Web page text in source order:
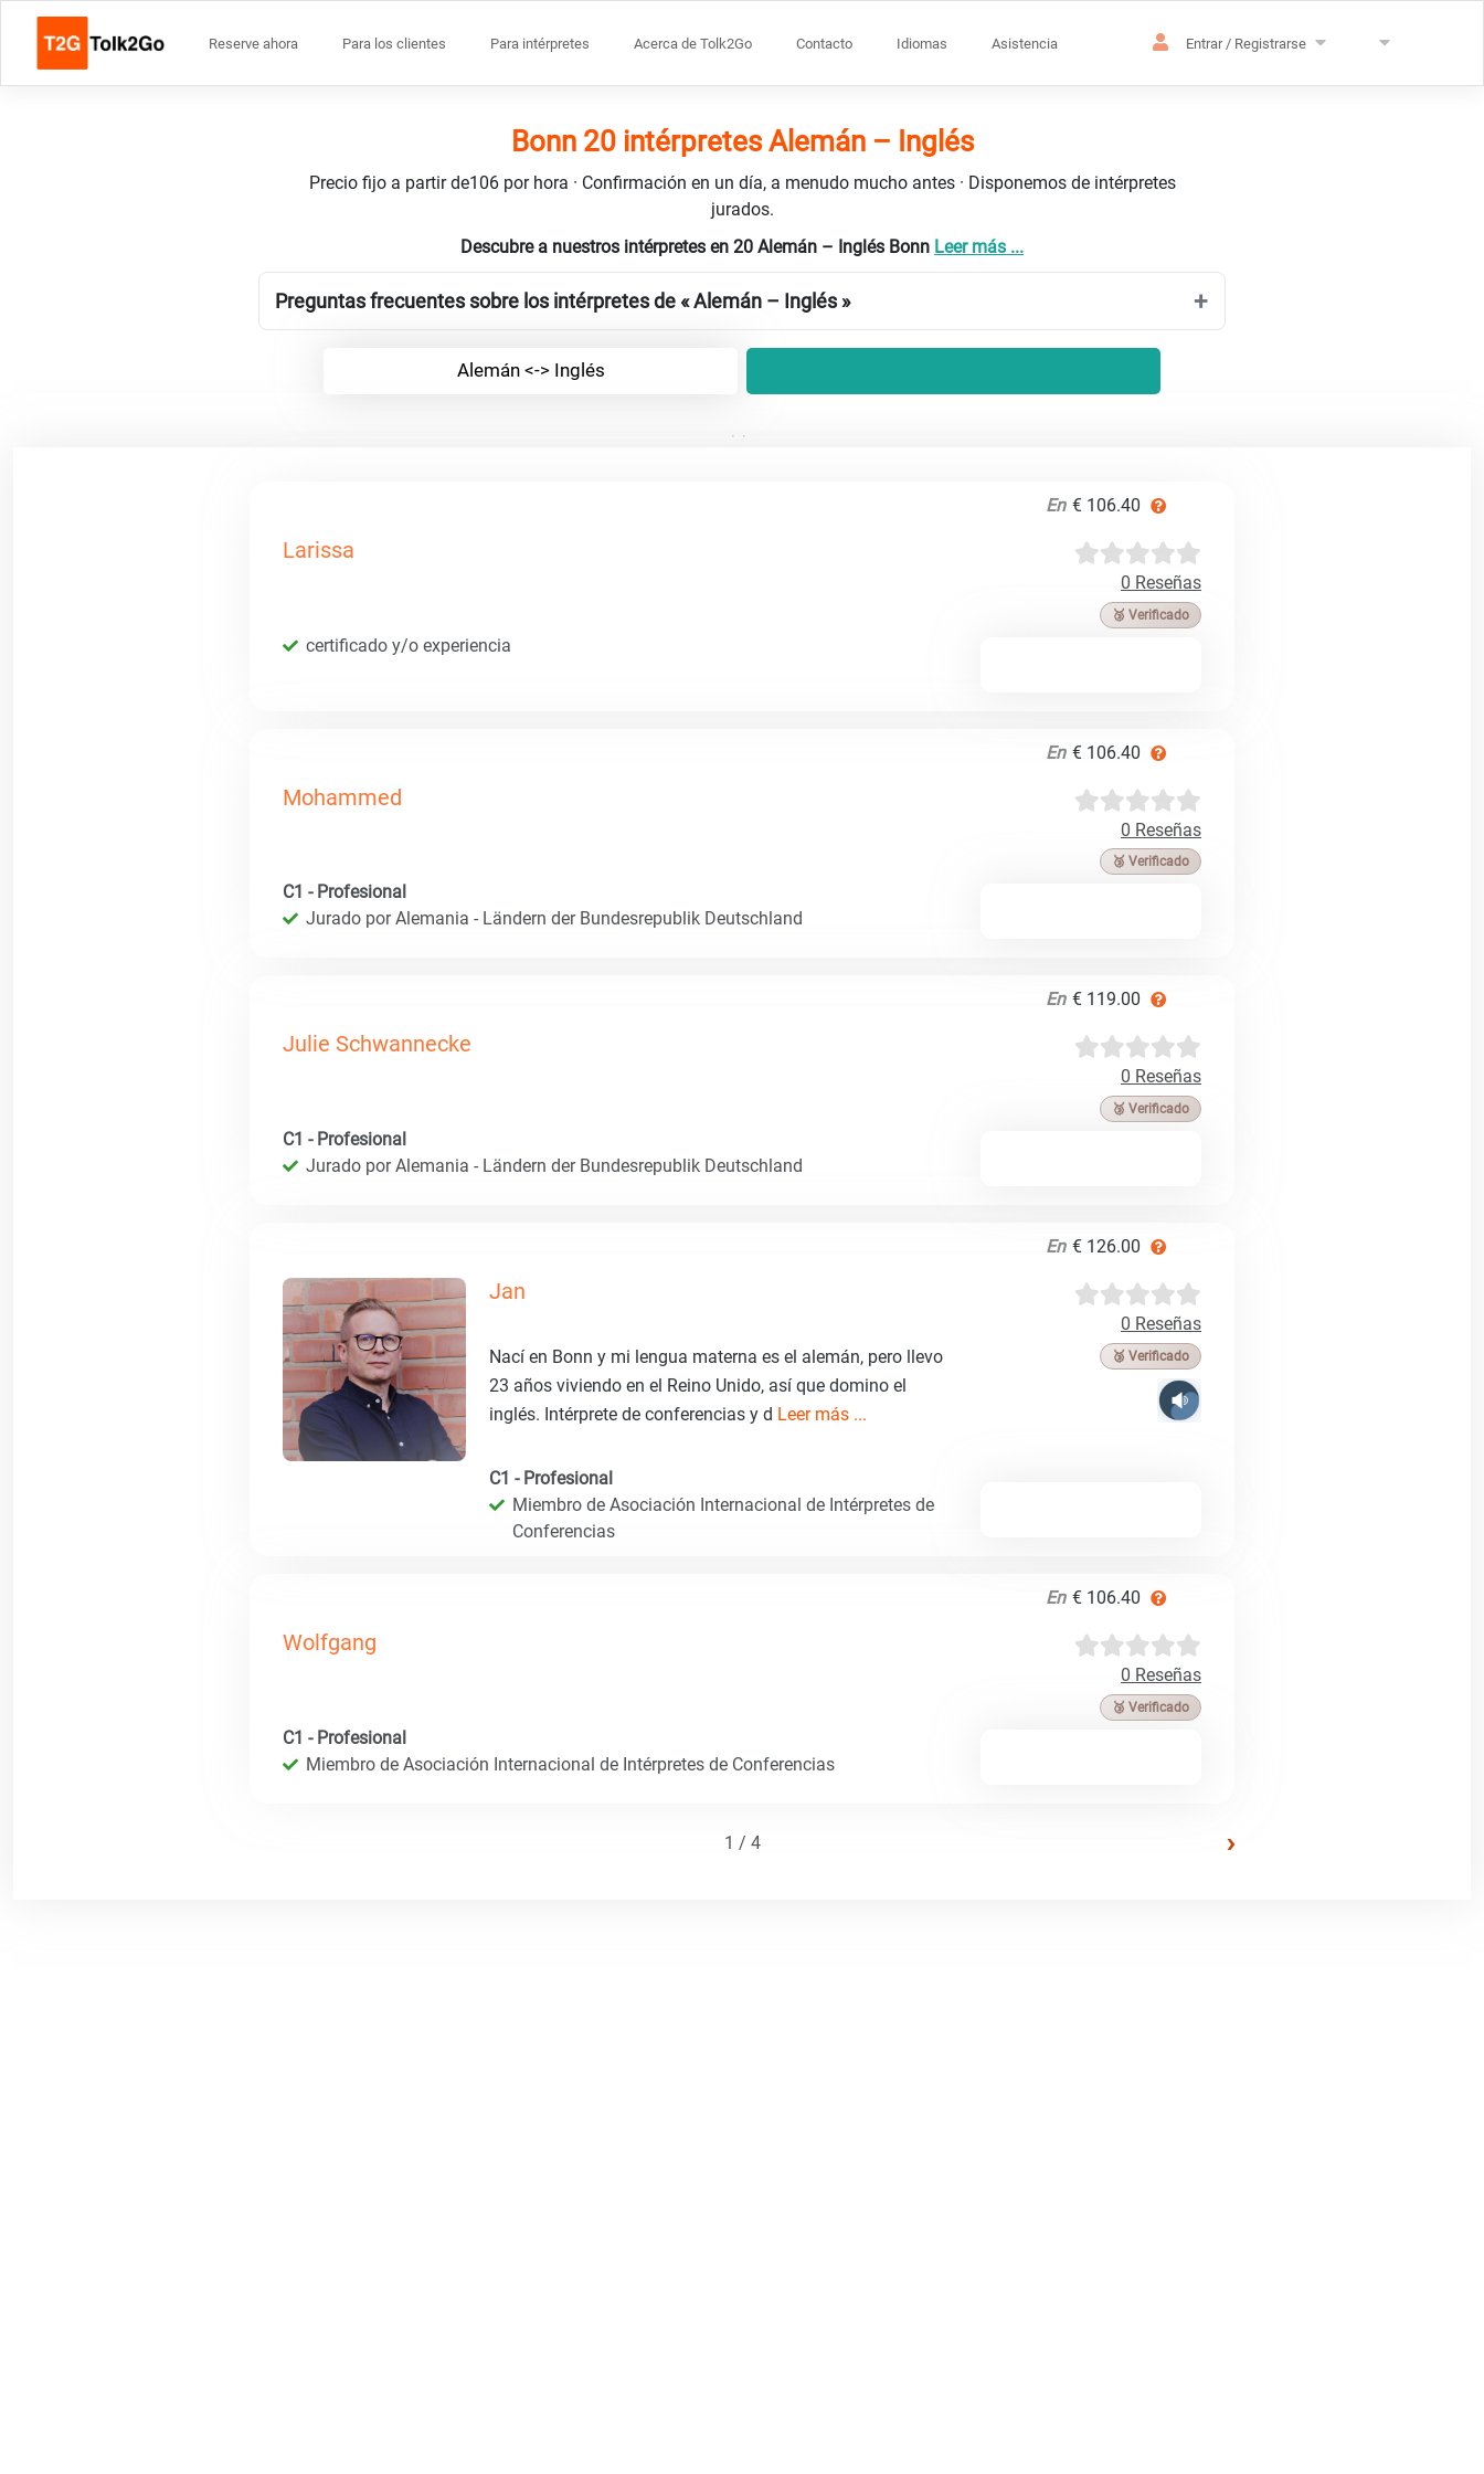
Reserve ahora Para los clientes Para intérpretes Acerca de Tolk2Go Contacto Idiomas Asistencia Entrar / Registrarse
Bonn 20 intérpretes Alemán – Inglés
Precio fijo a partir de106 por hora · Confirmación en un día, a menudo mucho antes · Disponemos de intérpretes
jurados.
Descubre a nuestros intérpretes en 20 Alemán – Inglés Bonn Leer más ...
Preguntas frecuentes sobre los intérpretes de « Alemán – Inglés »
Alemán <-> Inglés
En € 106.40
Larissa
0 Reseñas
🥉 Verificado
certificado y/o experiencia
En € 106.40
Mohammed
0 Reseñas
🥉 Verificado
C1 - Profesional
Jurado por Alemania - Ländern der Bundesrepublik Deutschland
En € 119.00
Julie Schwannecke
0 Reseñas
🥉 Verificado
C1 - Profesional
Jurado por Alemania - Ländern der Bundesrepublik Deutschland
En € 126.00
Jan
0 Reseñas
🥉 Verificado
Nací en Bonn y mi lengua materna es el alemán, pero llevo
23 años viviendo en el Reino Unido, así que domino el
inglés. Intérprete de conferencias y d Leer más ...
C1 - Profesional
Miembro de Asociación Internacional de Intérpretes de
Conferencias
En € 106.40
Wolfgang
0 Reseñas
🥉 Verificado
C1 - Profesional
Miembro de Asociación Internacional de Intérpretes de Conferencias
1 / 4 ›